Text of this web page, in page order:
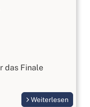
das Finale
Weiterlesen